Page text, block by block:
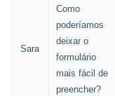
Sara
Como
poderíamos
deixar o
formulário
mais fácil de
preencher?